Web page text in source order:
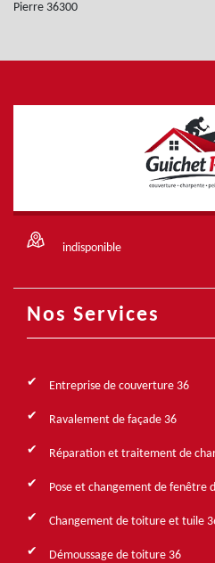
Pierre 36300
indisponible
Nos Services
Entreprise de couverture 36
Ravalement de façade 36
Réparation et traitement de
Pose et changement de fenêtre
Changement de toiture et tuile
Démoussage de toiture 36